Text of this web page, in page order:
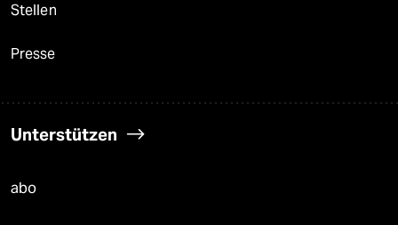
Stellen
Presse
Unterstützen
abo